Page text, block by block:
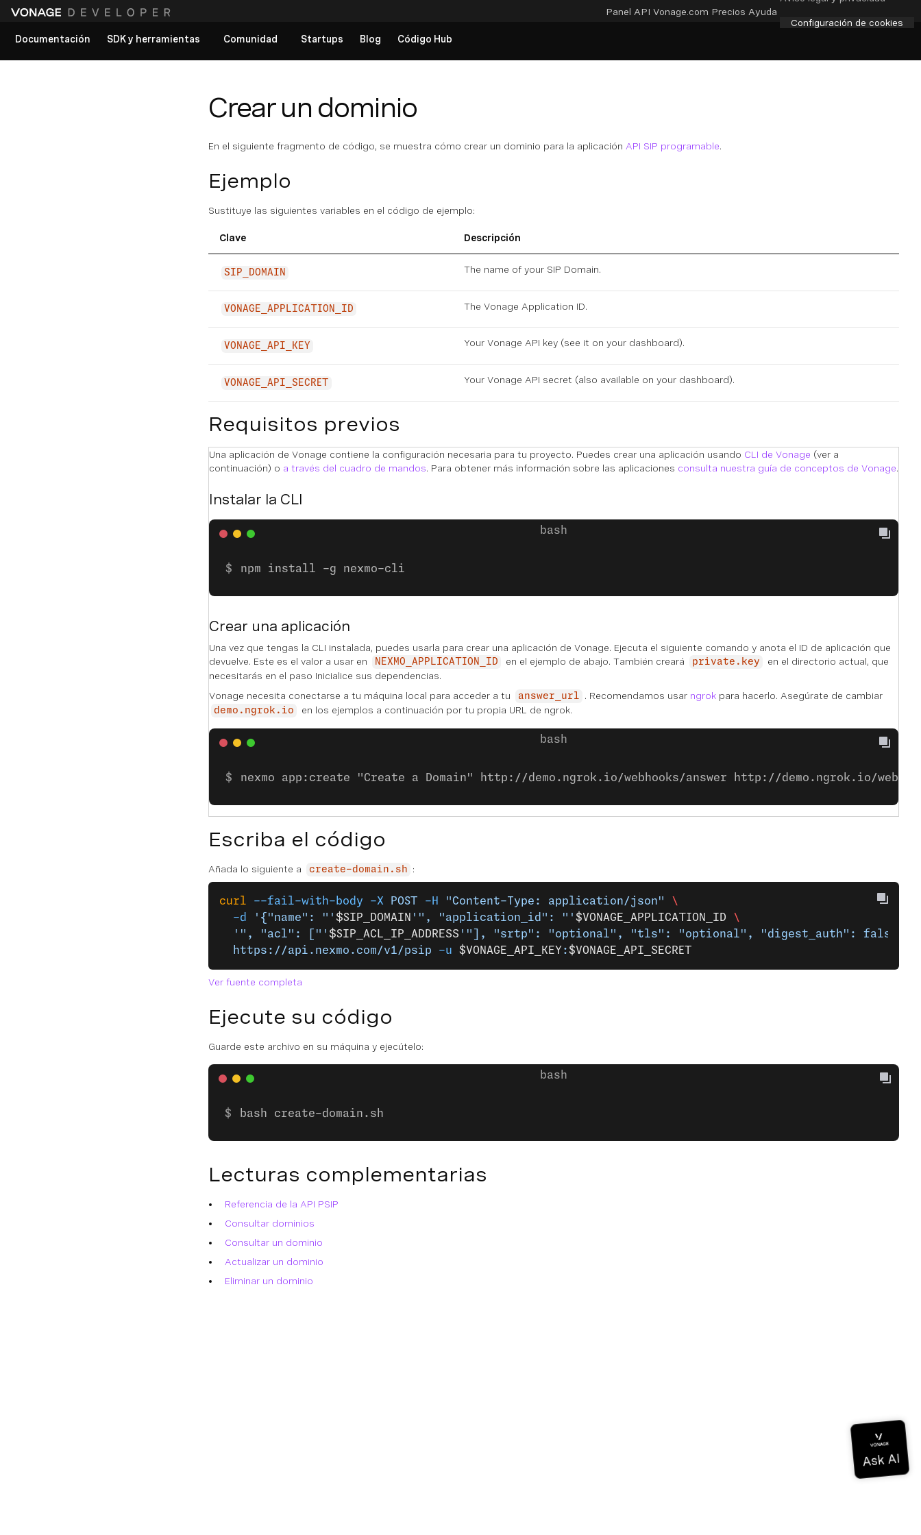
Panel API Vonage.com Precios Ayuda
Configuración de cookies
Documentación
SDK y herramientas Comunidad Startups Blog Código Hub
Crear un dominio
En el siguiente fragmento de código, se muestra cómo crear un dominio para la aplicación API SIP programable.
Ejemplo
Sustituye las siguientes variables en el código de ejemplo:
Clave Descripción
SIP_DOMAIN The name of your SIP Domain.
VONAGE_APPLICATION_ID The Vonage Application ID.
VONAGE_API_KEY Your Vonage API key (see it on your dashboard).
VONAGE_API_SECRET Your Vonage API secret (also available on your dashboard).
Requisitos previos
Una aplicación de Vonage contiene la configuración necesaria para tu proyecto. Puedes crear una aplicación usando CLI de Vonage (ver a
continuación) o a través del cuadro de mandos. Para obtener más información sobre las aplicaciones consulta nuestra guía de conceptos de Vonage.
Instalar la CLI
npm install -g nexmo-cli
Crear una aplicación
Una vez que tengas la CLI instalada, puedes usarla para crear una aplicación de Vonage. Ejecuta el siguiente comando y anota el ID de aplicación que
devuelve. Este es el valor a usar en
NEXMO_APPLICATION_ID en el ejemplo de abajo. También creará private.key
en el directorio actual, que
necesitarás en el paso Inicialice sus dependencias.
Vonage necesita conectarse a tu máquina local para acceder a tu
answer_url . Recomendamos usar ngrok para hacerlo. Asegúrate de cambiar
demo.ngrok.io en los ejemplos a continuación por tu propia URL de ngrok.
nexmo app:create "Create a Domain" http://demo.ngrok.io/webhooks/answer http://demo.ngrok.io/
Escriba el código
Añada lo siguiente a create-domain.sh :
curl --fail-with-body -X POST -H "Content-Type: application/json"
\
  -d
'{"name": "' $SIP_DOMAIN '", "application_id": "' $VONAGE_APPLICATION_ID \
  '", "acl": ["'
$SIP_ACL_IP_ADDRESS '"], "srtp": "optional", "tls": "optional", "digest_auth": false}'
  https://api.nexmo.com/v1/psip
-u $VONAGE_API_KEY :$VONAGE_API_SECRET
Ver fuente completa
Ejecute su código
Guarde este archivo en su máquina y ejecútelo:
bash create-domain.sh
Lecturas complementarias
Referencia de la API PSIP
Consultar dominios
Consultar un dominio
Actualizar un dominio
Eliminar un dominio